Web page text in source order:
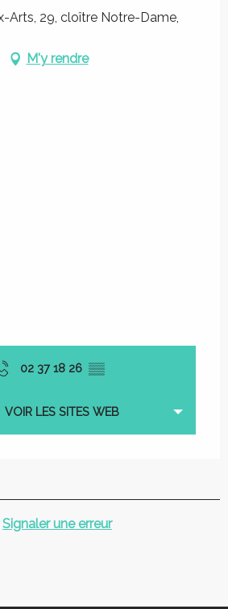
Arts, 29, cloître Notre-Dame,
M'y rendre
02 37 18 26 ▒▒
VOIR LES SITES WEB
Signaler une erreur